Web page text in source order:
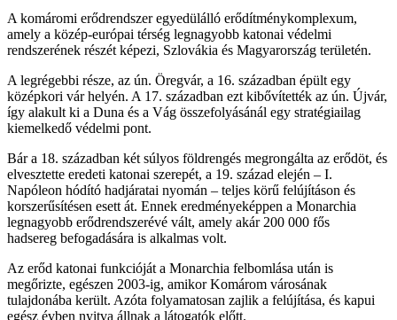
A komáromi erődrendszer egyedülálló erődítménykomplexum,
amely a közép-európai térség legnagyobb katonai védelmi
rendszerének részét képezi, Szlovákia és Magyarország területén.
A legrégebbi része, az ún. Öregvár, a 16. században épült egy
középkori vár helyén. A 17. században ezt kibővítették az ún. Újvár,
így alakult ki a Duna és a Vág összefolyásánál egy stratégiailag
kiemelkedő védelmi pont.
Bár a 18. században két súlyos földrengés megrongálta az erődöt, és
elvesztette eredeti katonai szerepét, a 19. század elején – I.
Napóleon hódító hadjáratai nyomán – teljes körű felújításon és
korszerűsítésen esett át. Ennek eredményeképpen a Monarchia
legnagyobb erődrendszerévé vált, amely akár 200 000 fős
hadsereg befogadására is alkalmas volt.
Az erőd katonai funkcióját a Monarchia felbomlása után is
megőrizte, egészen 2003-ig, amikor Komárom városának
tulajdonába került. Azóta folyamatosan zajlik a felújítása, és kapui
egész évben nyitva állnak a látogatók előtt.